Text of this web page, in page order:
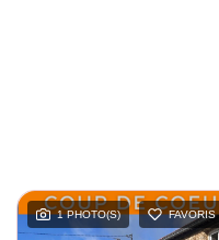
1 PHOTO(S) FAVORIS